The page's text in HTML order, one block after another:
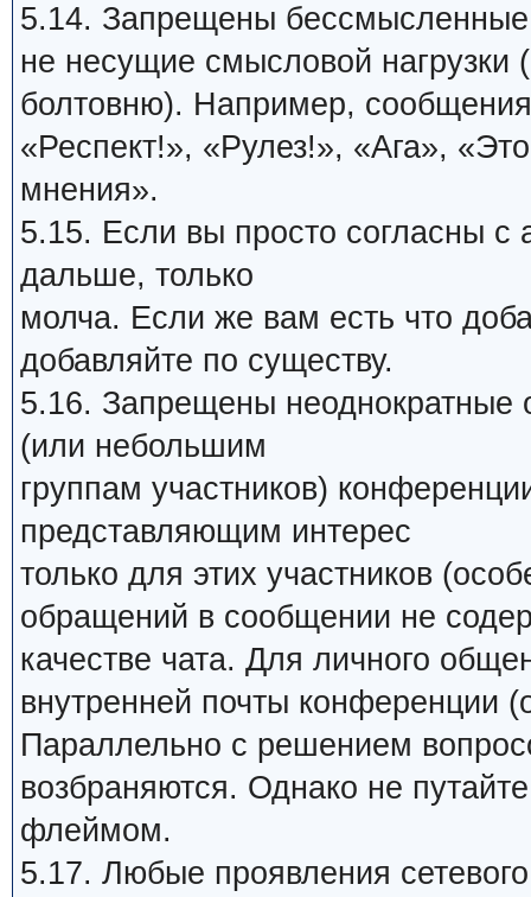
5.14. Запрещены
не несущие смысловой
болтовню). Например,
«Респект!», «Рулез!», «Ага»,
мнения».
5.15. Если вы просто согласны с
дальше, только
молча. Если же вам есть что
добавляйте по существу.
5.16. Запрещены неоднократные
(или небольшим
группам участников)
представляющим интерес
только для этих участников
обращений в сообщении не
качестве чата. Для личного
внутренней почты конференции
Параллельно с решением
возбраняются. Однако не
флеймом.
5.17. Любые проявления